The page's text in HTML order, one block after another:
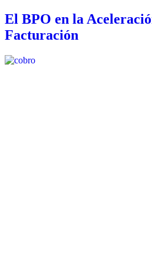
El BPO en la
Facturación